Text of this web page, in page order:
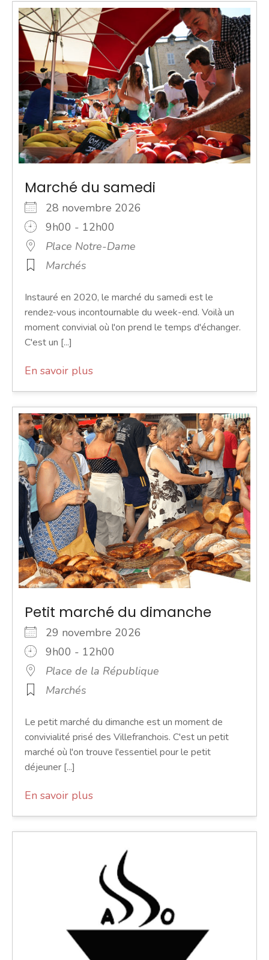
Marché du samedi
28 novembre 2026
9h00 - 12h00
Place Notre-Dame
Marchés
Instauré en 2020, le marché du samedi est le
rendez-vous incontournable du week-end. Voilà un
moment convivial où l'on prend le temps d'échanger.
C'est un [...]
En savoir plus
Petit marché du dimanche
29 novembre 2026
9h00 - 12h00
Place de la République
Marchés
Le petit marché du dimanche est un moment de
convivialité prisé des Villefranchois. C'est un petit
marché où l'on trouve l'essentiel pour le petit
déjeuner [...]
En savoir plus